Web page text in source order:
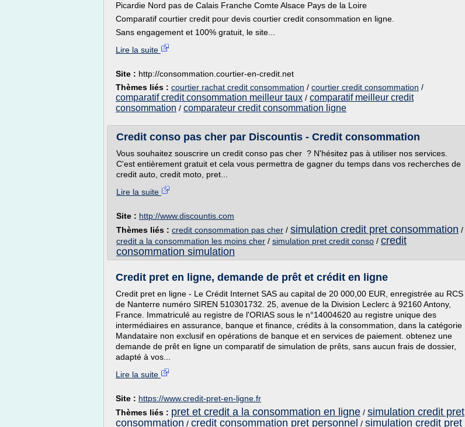
Picardie Nord pas de Calais Franche Comte Alsace Pays de la Loire
Comparatif courtier credit pour devis courtier credit consommation en ligne.
Sans engagement et 100% gratuit, le site...
Lire la suite
Site : http://consommation.courtier-en-credit.net
Thèmes liés : courtier rachat credit consommation / courtier credit consommation /
comparatif credit consommation meilleur taux / comparatif meilleur credit
consommation / comparateur credit consommation ligne
Credit conso pas cher par Discountis - Credit consommation
Vous souhaitez souscrire un credit conso pas cher ? N'hésitez pas à utiliser nos services.
C'est entièrement gratuit et cela vous permettra de gagner du temps dans vos recherches de
credit auto, credit moto, pret...
Lire la suite
Site : http://www.discountis.com
Thèmes liés : credit consommation pas cher / simulation credit pret consommation /
credit a la consommation les moins cher / simulation pret credit conso / credit
consommation simulation
Credit pret en ligne, demande de prêt et crédit en ligne
Credit pret en ligne - Le Crédit Internet SAS au capital de 20 000,00 EUR, enregistrée au RCS
de Nanterre numéro SIREN 510301732. 25, avenue de la Division Leclerc à 92160 Antony,
France. Immatriculé au registre de l'ORIAS sous le n°14004620 au registre unique des
intermédiaires en assurance, banque et finance, crédits à la consommation, dans la catégorie
Mandataire non exclusif en opérations de banque et en services de paiement. obtenez une
demande de prêt en ligne un comparatif de simulation de prêts, sans aucun frais de dossier,
adapté à vos...
Lire la suite
Site : https://www.credit-pret-en-ligne.fr
Thèmes liés : pret et credit a la consommation en ligne / simulation credit pret
consommation / credit consommation pret personnel / simulation credit pret